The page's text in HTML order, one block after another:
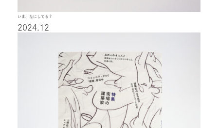
いま、なにしてる？
2024.12